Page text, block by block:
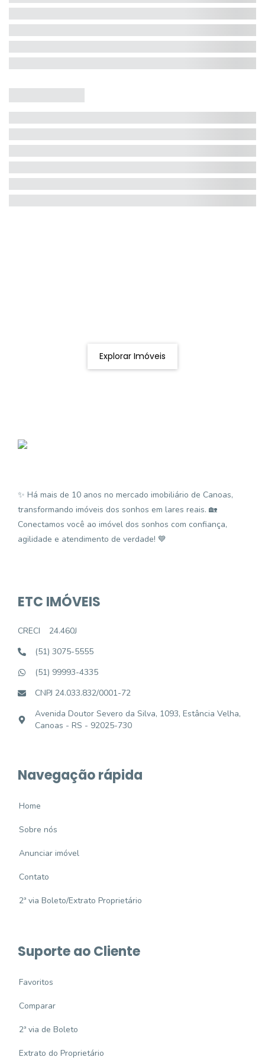
Explorar Imóveis
✨ Há mais de 10 anos no mercado imobiliário de Canoas,
transformando imóveis dos sonhos em lares reais. 🏡
Conectamos você ao imóvel dos sonhos com confiança,
agilidade e atendimento de verdade! 💙
ETC IMÓVEIS
CRECI
24.460J
(51) 3075-5555
(51) 99993-4335
CNPJ 24.033.832/0001-72
Avenida Doutor Severo da Silva, 1093, Estância Velha,
Canoas - RS - 92025-730
Navegação rápida
Home
Sobre nós
Anunciar imóvel
Contato
2ª via Boleto/Extrato Proprietário
Suporte ao Cliente
Favoritos
Comparar
2ª via de Boleto
Extrato do Proprietário